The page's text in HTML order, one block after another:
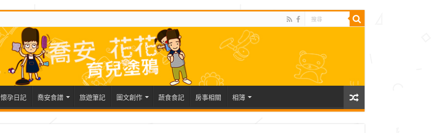
懷孕日記 喬安食譜 旅遊筆記 圖文創作 蔬食食記 房事相關 相簿